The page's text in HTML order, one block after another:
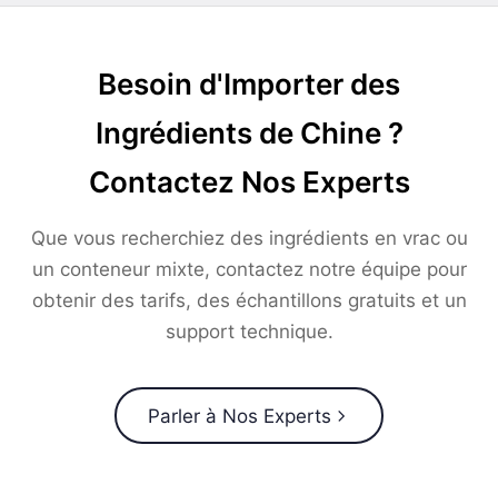
Besoin d'Importer des
Ingrédients de Chine ?
Contactez Nos Experts
Que vous recherchiez des ingrédients en vrac ou
un conteneur mixte, contactez notre équipe pour
obtenir des tarifs, des échantillons gratuits et un
support technique.
Parler à Nos Experts